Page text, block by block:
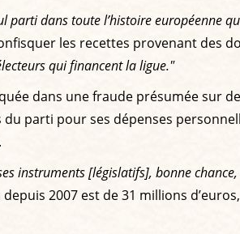
parti dans toute l’histoire européenne
les recettes provenant des
qui financent la ligue."
dans une fraude présumée sur
parti pour ses dépenses
instruments [législatifs], bonne
2007 est de 31 millions